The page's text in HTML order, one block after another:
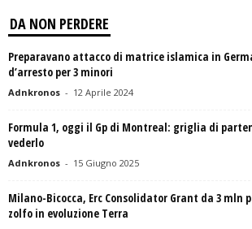
DA NON PERDERE
Preparavano attacco di matrice islamica in
d’arresto per 3 minori
Adnkronos - 12 Aprile 2024
Formula 1, oggi il Gp di Montreal: griglia di
vederlo
Adnkronos - 15 Giugno 2025
Milano-Bicocca, Erc Consolidator Grant da 3 mln
zolfo in evoluzione Terra